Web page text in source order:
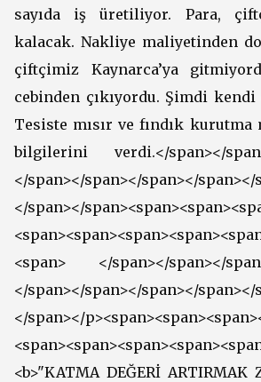
sayıda iş üretiliyor. Para,
kalacak. Nakliye maliyetinden
çiftçimiz Kaynarca’ya
cebinden çıkıyordu. Şimdi
Tesiste mısır ve fındık
bilgilerini verdi.</span></
</span></span></span></span></
</span></
<span> </span></span></
</span></span></span></span></
</span></
<b>"KATMA DEĞERİ ARTIRMAK